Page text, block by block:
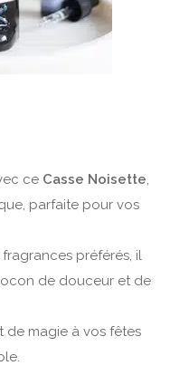
ce Casse Noisette,
parfaite pour vos
préférés, il
de douceur et de
de magie à vos fêtes